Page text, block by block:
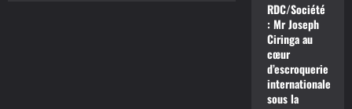
RDC/Société
: Mr Joseph
Ciringa au
cœur
d’escroquerie
internationale
sous la